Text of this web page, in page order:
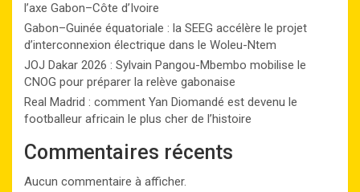
l’axe Gabon–Côte d’Ivoire
Gabon–Guinée équatoriale : la SEEG accélère le projet
d’interconnexion électrique dans le Woleu-Ntem
JOJ Dakar 2026 : Sylvain Pangou-Mbembo mobilise le
CNOG pour préparer la relève gabonaise
Real Madrid : comment Yan Diomandé est devenu le
footballeur africain le plus cher de l’histoire
Commentaires récents
Aucun commentaire à afficher.